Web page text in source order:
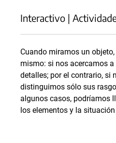
Interactivo |
Cuando miramos un
mismo: si nos acercamos
detalles; por el contrario, si
distinguimos sólo sus
algunos casos, podríamos
los elementos y la